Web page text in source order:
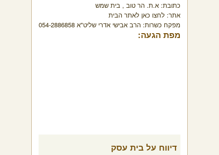
כתובת: א.ת. הר טוב , בית שמש
אתר: לחצו כאן לאתר הבית
מפקח כשרות: הרב אבישי אדרי שליט"א 054-2886858
מפת הגעה:
דיווח על בית עסק